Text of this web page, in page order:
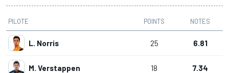
PILOTE POINTS NOTES
L. Norris 25 6.81
M. Verstappen 18 7.34